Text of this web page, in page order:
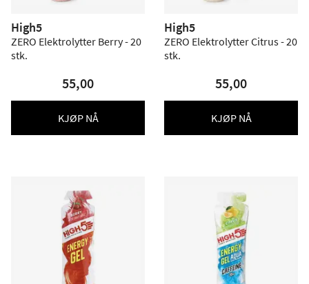
High5
ZERO Elektrolytter Berry - 20
stk.
55,00
KJØP NÅ
High5
ZERO Elektrolytter Citrus - 20
stk.
55,00
KJØP NÅ